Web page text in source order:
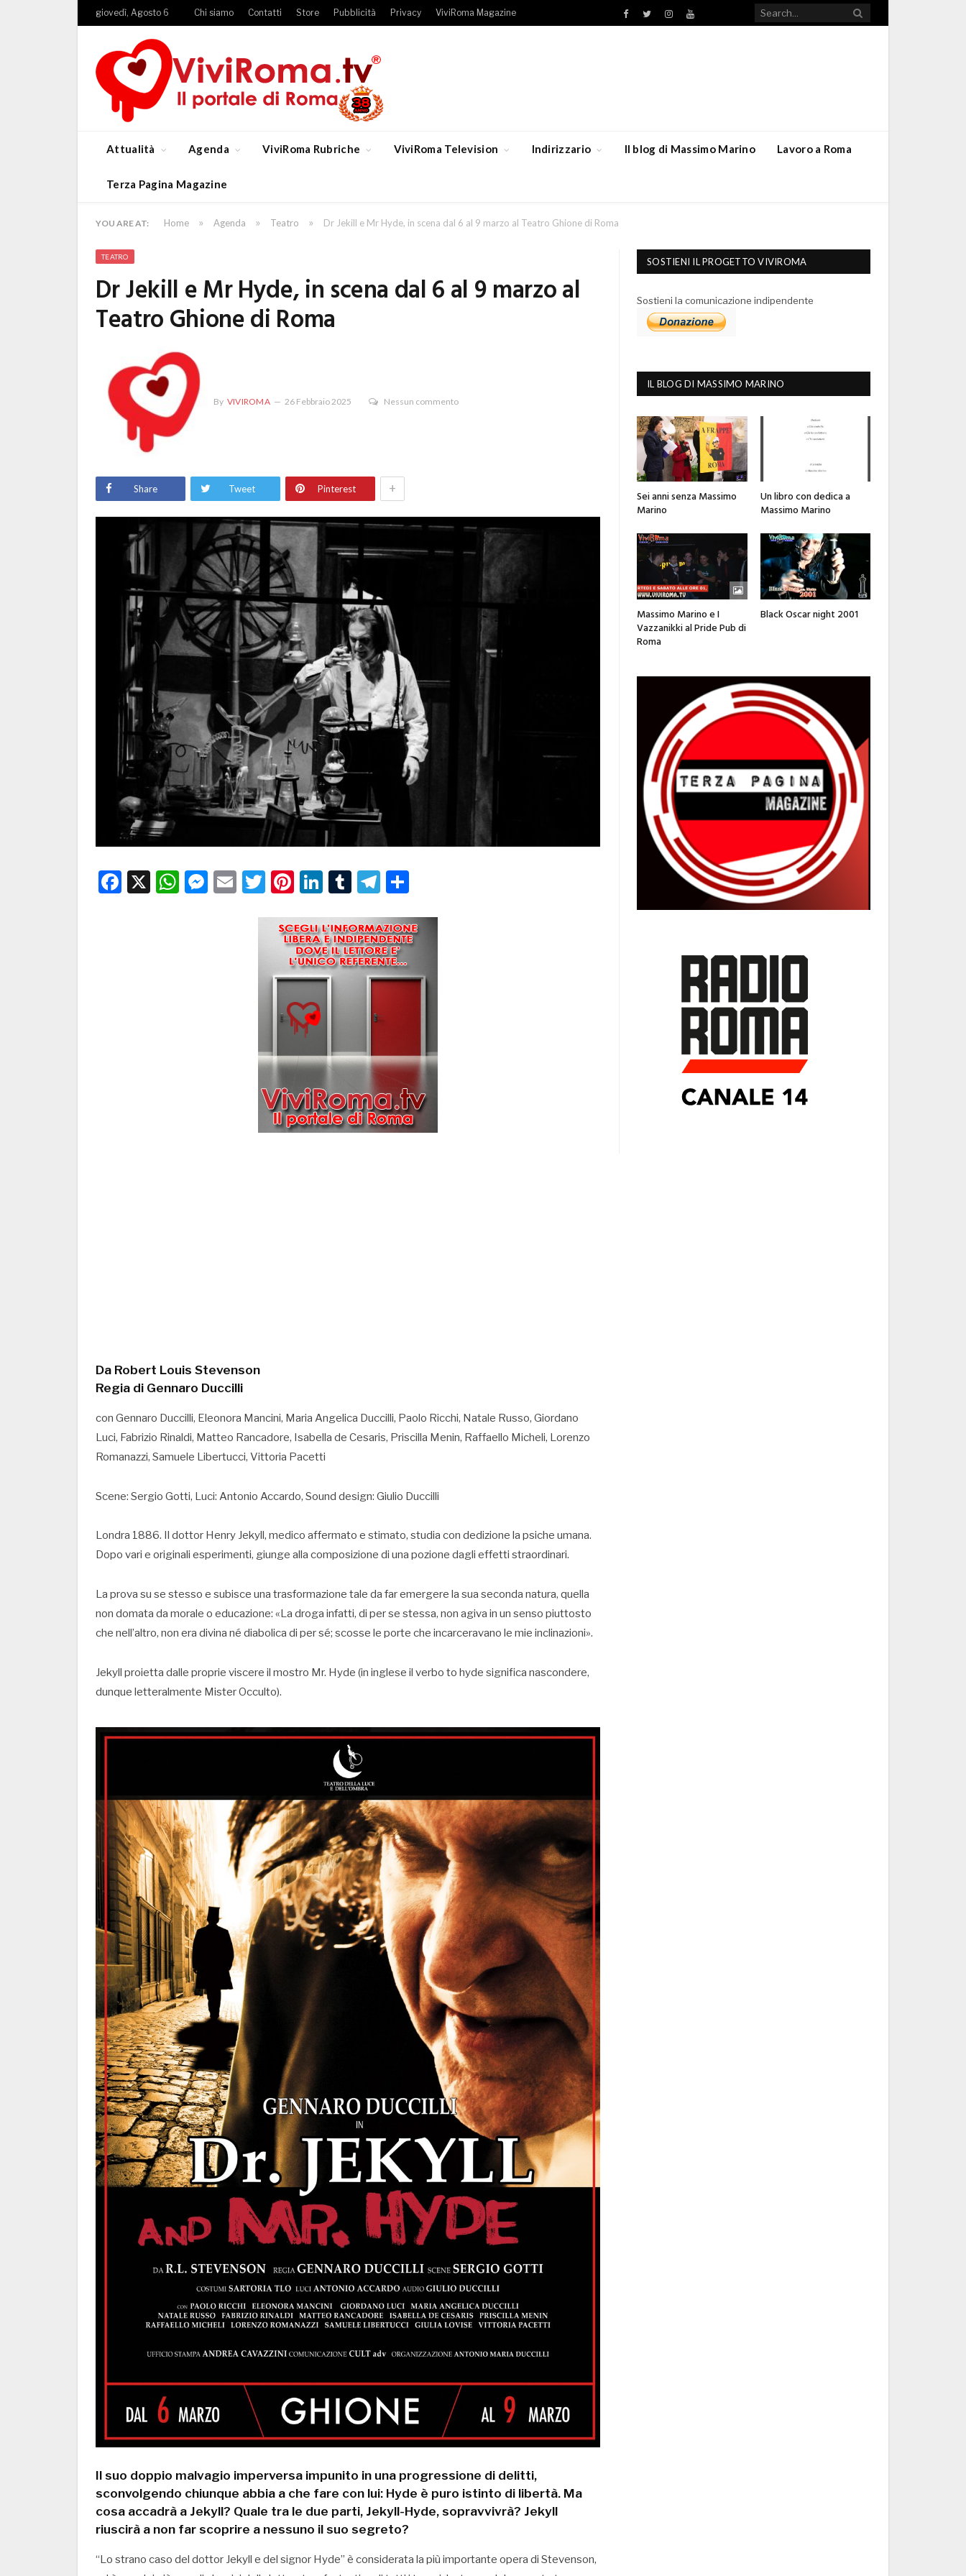
giovedì, Agosto 6 Chi siamo Contatti Store Pubblicità Privacy ViviRoma Magazine Facebook
TwitterInstagramYouTube
Attualità Agenda ViviRoma Rubriche ViviRoma Television Indirizzario Il blog di Massimo Marino Lavoro a Roma
Terza Pagina Magazine
YOU ARE AT: Home » Agenda » Teatro » Dr Jekill e Mr Hyde, in scena dal 6 al 9 marzo al Teatro Ghione di Roma
TEATRO
Dr Jekill e Mr Hyde, in scena dal 6 al 9 marzo al
Teatro Ghione di Roma
By VIVIROMA 26 Febbraio 2025 Nessun commento
Share Tweet Pinterest +
Facebook
X WhatsApp
Messenger
EmailTwitter
Pinterest
LinkedIn
TumblrTelegram
Da Robert Louis Stevenson
Regia di Gennaro Duccilli
con Gennaro Duccilli, Eleonora Mancini, Maria Angelica Duccilli, Paolo Ricchi, Natale Russo, Giordano
Luci, Fabrizio Rinaldi, Matteo Rancadore, Isabella de Cesaris, Priscilla Menin, Raffaello Micheli, Lorenzo
Romanazzi, Samuele Libertucci, Vittoria Pacetti
Scene: Sergio Gotti, Luci: Antonio Accardo, Sound design: Giulio Duccilli
Londra 1886. Il dottor Henry Jekyll, medico affermato e stimato, studia con dedizione la psiche umana.
Dopo vari e originali esperimenti, giunge alla composizione di una pozione dagli effetti straordinari.
La prova su se stesso e subisce una trasformazione tale da far emergere la sua seconda natura, quella
non domata da morale o educazione: «La droga infatti, di per se stessa, non agiva in un senso piuttosto
che nell’altro, non era divina né diabolica di per sé; scosse le porte che incarceravano le mie inclinazioni».
Jekyll proietta dalle proprie viscere il mostro Mr. Hyde (in inglese il verbo to hyde significa nascondere,
dunque letteralmente Mister Occulto).
Il suo doppio malvagio imperversa impunito in una progressione di delitti,
sconvolgendo chiunque abbia a che fare con lui: Hyde è puro istinto di libertà. Ma
cosa accadrà a Jekyll? Quale tra le due parti, Jekyll-Hyde, sopravvivrà? Jekyll
riuscirà a non far scoprire a nessuno il suo segreto?
“Lo strano caso del dottor Jekyll e del signor Hyde” è considerata la più importante opera di Stevenson,
SOSTIENI IL PROGETTO VIVIROMA
Sostieni la comunicazione indipendente
IL BLOG DI MASSIMO MARINO
Sei anni senza Massimo
Marino
Un libro con dedica a
Massimo Marino
Massimo Marino e I
Vazzanikki al Pride Pub di
Roma
Black Oscar night 2001